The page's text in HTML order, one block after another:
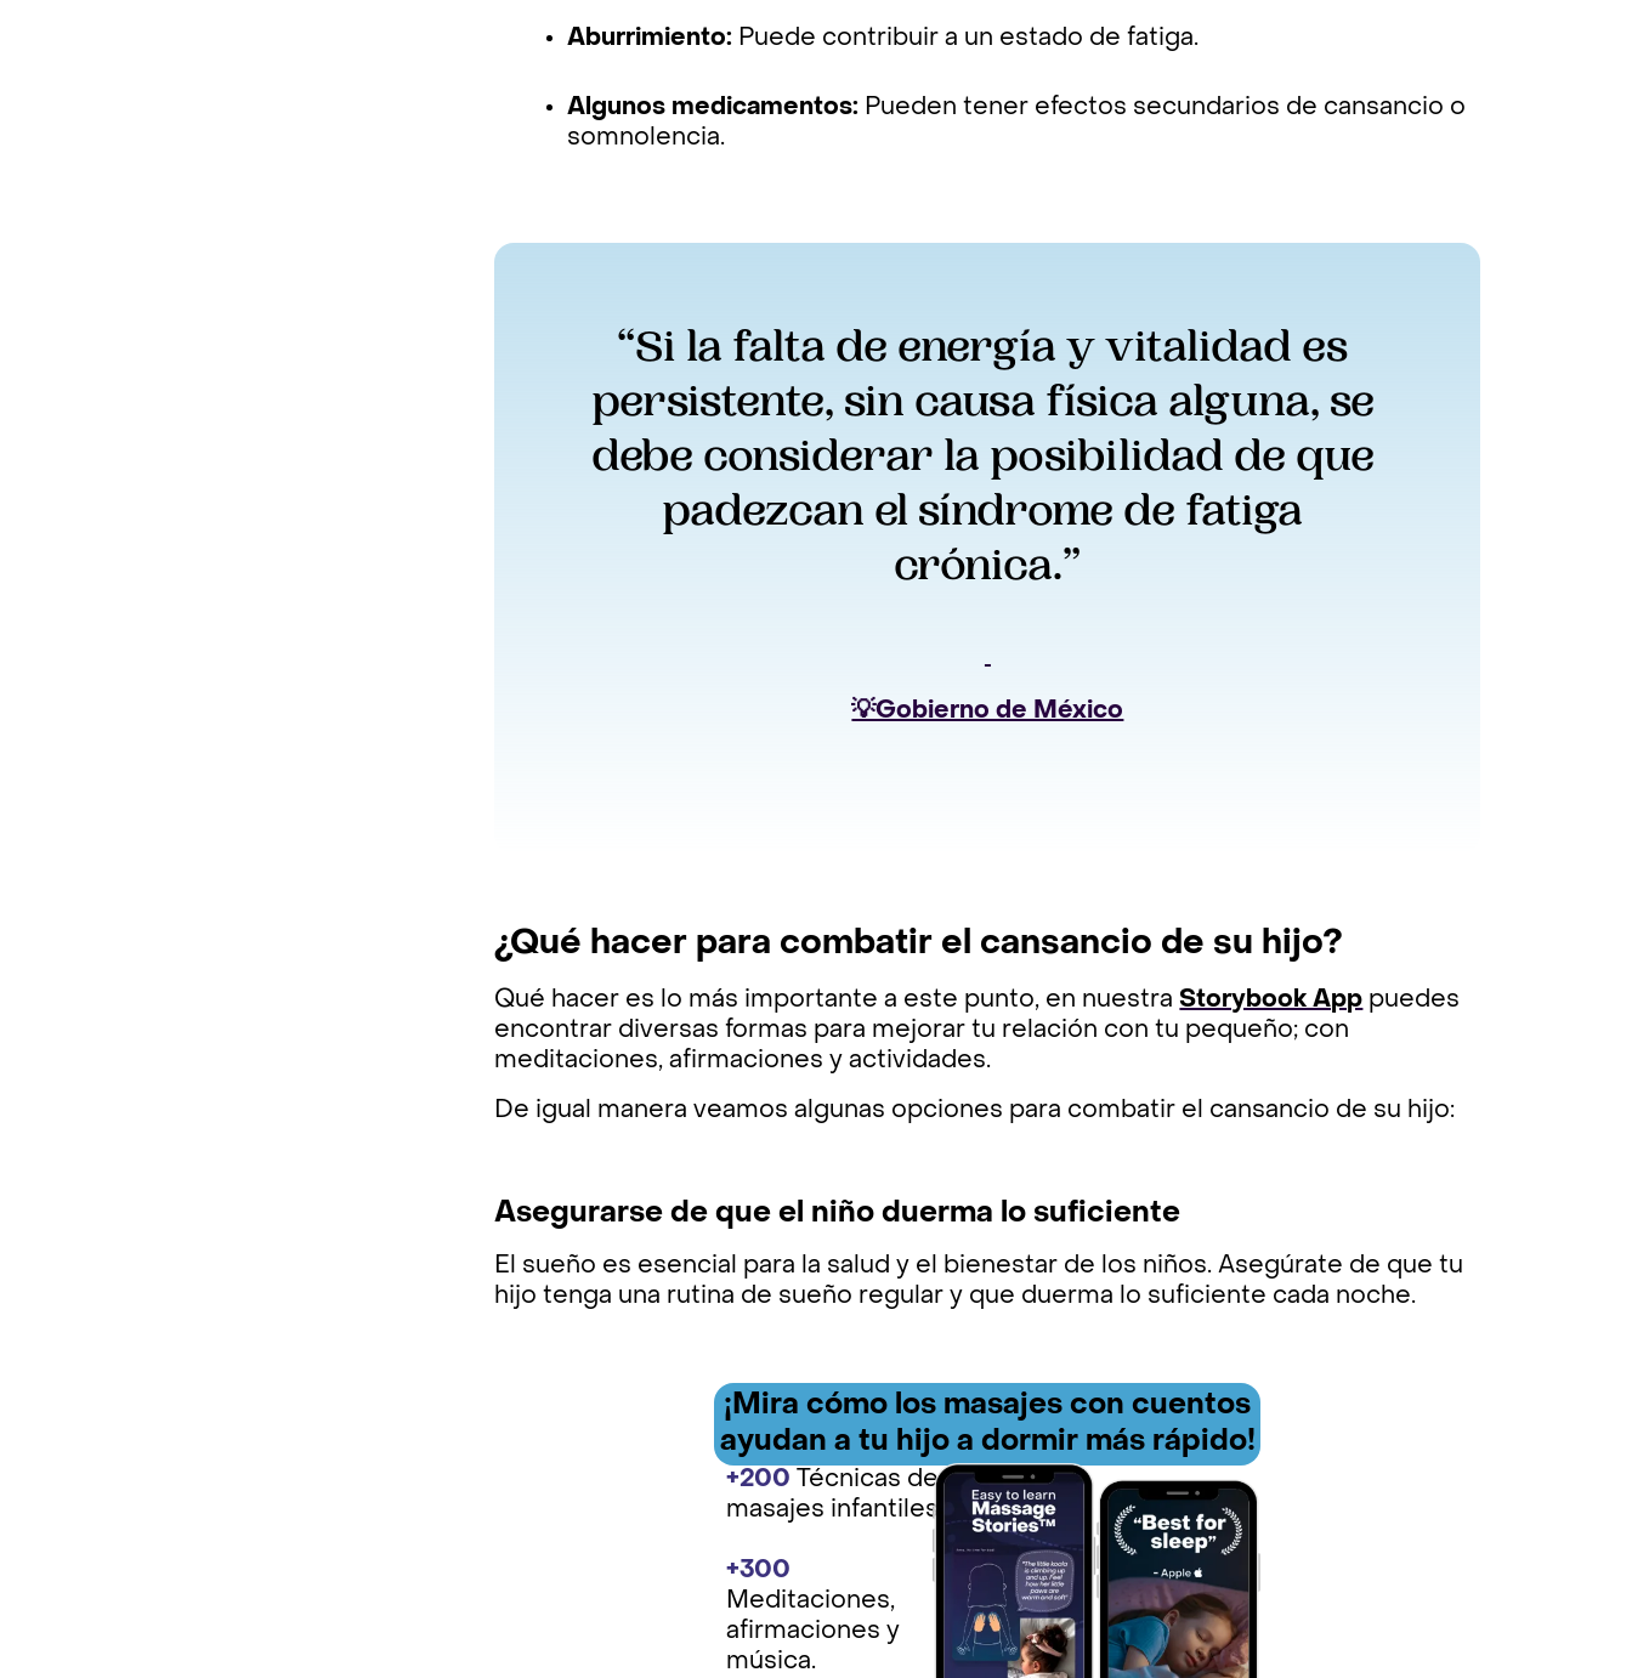
Aburrimiento: Puede contribuir a un estado de fatiga.
Algunos medicamentos: Pueden tener efectos secundarios de cansancio o
somnolencia.
“Si la falta de energía y vitalidad es
persistente, sin causa física alguna, se
debe considerar la posibilidad de que
padezcan el síndrome de fatiga
crónica.”
💡Gobierno de México
¿Qué hacer para combatir el cansancio de su hijo?
Qué hacer es lo más importante a este punto, en nuestraStorybook App puedes
encontrar diversas formas para mejorar tu relación con tu pequeño; con
meditaciones, afirmaciones y actividades.
De igual manera veamos algunas opciones para combatir el cansancio de su hijo:
Asegurarse de que el niño duerma lo suficiente
El sueño es esencial para la salud y el bienestar de los niños. Asegúrate de que tu
hijo tenga una rutina de sueño regular y que duerma lo suficiente cada noche.
¡Mira cómo los masajes con cuentos
ayudan a tu hijo a dormir más rápido!
+200 Técnicas de
masajes infantiles.
+300
Meditaciones,
afirmaciones y
música.